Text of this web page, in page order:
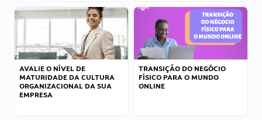
AVALIE O NÍVEL DE
MATURIDADE DA CULTURA
ORGANIZACIONAL DA SUA
EMPRESA
TRANSIÇÃO DO NEGÓCIO
FÍSICO PARA O MUNDO
ONLINE